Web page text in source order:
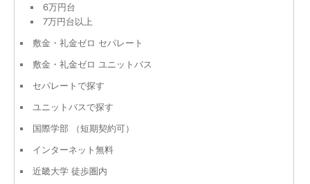
6万円台
7万円台以上
敷金・礼金ゼロ セパレート
敷金・礼金ゼロ ユニットバス
セパレートで探す
ユニットバスで探す
国際学部 （短期契約可）
インターネット無料
近畿大学 徒歩圏内